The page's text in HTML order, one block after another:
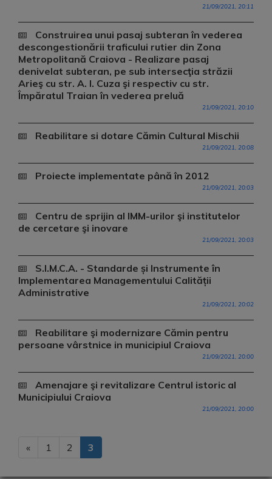
21/09/2021, 20:11
Construirea unui pasaj subteran în vederea
descongestionării traficului rutier din Zona
Metropolitană Craiova - Realizare pasaj
denivelat subteran, pe sub intersecţia străzii
Arieş cu str. A. I. Cuza şi respectiv cu str.
Împăratul Traian în vederea preluă
21/09/2021, 20:10
Reabilitare si dotare Cămin Cultural Mischii
21/09/2021, 20:08
Proiecte implementate până în 2012
21/09/2021, 20:03
Centru de sprijin al IMM-urilor şi institutelor
de cercetare şi inovare
21/09/2021, 20:03
S.I.M.C.A. - Standarde și Instrumente în
Implementarea Managementului Calității
Administrative
21/09/2021, 20:02
Reabilitare şi modernizare Cămin pentru
persoane vârstnice in municipiul Craiova
21/09/2021, 20:00
Amenajare şi revitalizare Centrul istoric al
Municipiului Craiova
21/09/2021, 20:00
« 1 2 3